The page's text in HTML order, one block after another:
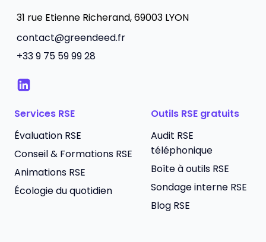
31 rue Etienne Richerand, 69003 LYON
contact@greendeed.fr
+33 9 75 59 99 28
Services RSE
Évaluation RSE
Conseil & Formations RSE
Animations RSE
Écologie du quotidien
Outils RSE gratuits
Audit RSE
téléphonique
Boîte à outils RSE
Sondage interne RSE
Blog RSE